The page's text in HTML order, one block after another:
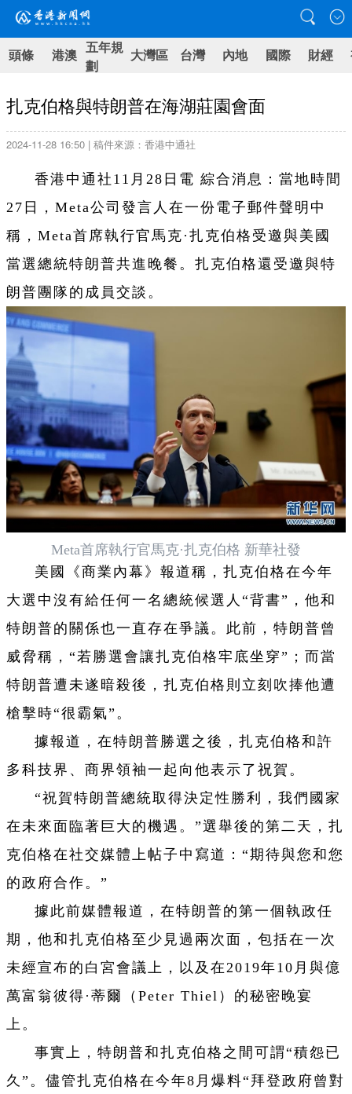
頭條 港澳 五年規
劃
大灣區 台灣 內地 國際 財經
扎克伯格與特朗普在海湖莊園會面
2024-11-28 16:50 | 稿件來源：香港中通社
香港中通社11月28日電 綜合消息：當地時間
27日，Meta公司發言人在一份電子郵件聲明中
稱，Meta首席執行官馬克·扎克伯格受邀與美國
當選總統特朗普共進晚餐。扎克伯格還受邀與特
朗普團隊的成員交談。
Meta首席執行官馬克·扎克伯格 新華社發
美國《商業內幕》報道稱，扎克伯格在今年
大選中沒有給任何一名總統候選人“背書”，他和
特朗普的關係也一直存在爭議。此前，特朗普曾
威脅稱，“若勝選會讓扎克伯格牢底坐穿”；而當
特朗普遭未遂暗殺後，扎克伯格則立刻吹捧他遭
槍擊時“很霸氣”。
據報道，在特朗普勝選之後，扎克伯格和許
多科技界、商界領袖一起向他表示了祝賀。
“祝賀特朗普總統取得決定性勝利，我們國家
在未來面臨著巨大的機遇。”選舉後的第二天，扎
克伯格在社交媒體上帖子中寫道：“期待與您和您
的政府合作。”
據此前媒體報道，在特朗普的第一個執政任
期，他和扎克伯格至少見過兩次面，包括在一次
未經宣布的白宮會議上，以及在2019年10月與億
萬富翁彼得·蒂爾（Peter Thiel）的秘密晚宴
上。
事實上，特朗普和扎克伯格之間可謂“積怨已
久”。儘管扎克伯格在今年8月爆料“拜登政府曾對